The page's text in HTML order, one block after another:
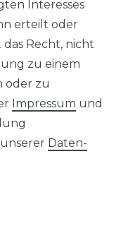
Interesses
erteilt oder
Recht, nicht
zu einem
oder zu
Impressum und
Daten­